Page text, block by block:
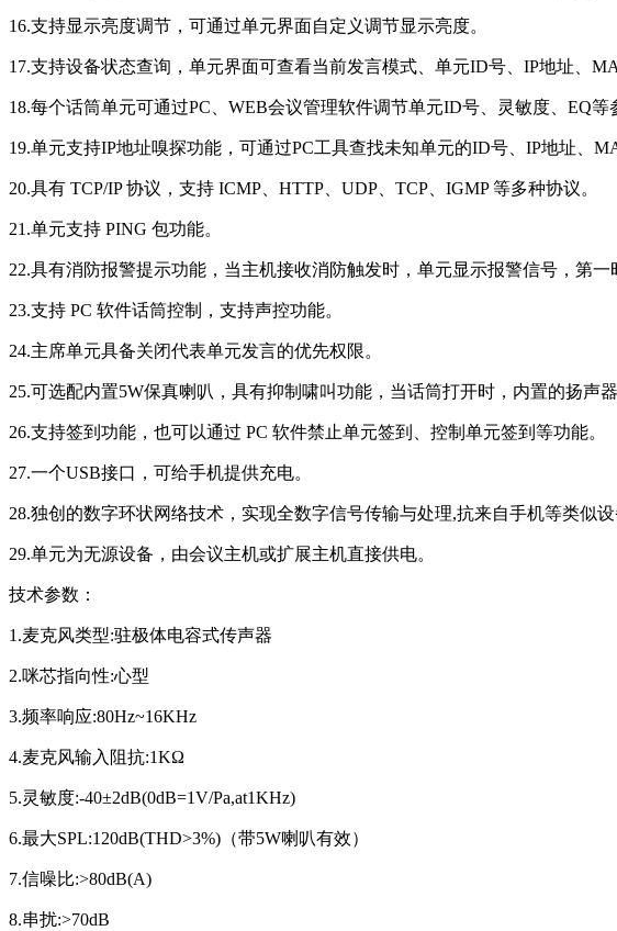
16.支持显示亮度调节，可通过单元界面自定义调节显示亮度。
17.支持设备状态查询，单元界面可查看当前发言模式、单元ID号、IP地址、
18.每个话筒单元可通过PC、WEB会议管理软件调节单元ID号、灵敏度、EQ等
19.单元支持IP地址嗅探功能，可通过PC工具查找未知单元的ID号、IP地址、
20.具有 TCP/IP 协议，支持 ICMP、HTTP、UDP、TCP、IGMP 等多种协议。
21.单元支持 PING 包功能。
22.具有消防报警提示功能，当主机接收消防触发时，单元显示报警信号，第
23.支持 PC 软件话筒控制，支持声控功能。
24.主席单元具备关闭代表单元发言的优先权限。
25.可选配内置5W保真喇叭，具有抑制啸叫功能，当话筒打开时，内置的扬声器
26.支持签到功能，也可以通过 PC 软件禁止单元签到、控制单元签到等功能。
27.一个USB接口，可给手机提供充电。
28.独创的数字环状网络技术，实现全数字信号传输与处理,抗来自手机等类似设
29.单元为无源设备，由会议主机或扩展主机直接供电。
技术参数：
1.麦克风类型:驻极体电容式传声器
2.咪芯指向性:心型
3.频率响应:80Hz~16KHz
4.麦克风输入阻抗:1KΩ
5.灵敏度:-40±2dB(0dB=1V/Pa,at1KHz)
6.最大SPL:120dB(THD>3%)（带5W喇叭有效）
7.信噪比:>80dB(A)
8.串扰:>70dB